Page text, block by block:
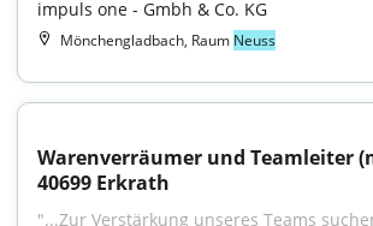
impuls one - Gmbh & Co. KG
Mönchengladbach, Raum Neuss
Warenverräumer und Teamleiter
40699 Erkrath